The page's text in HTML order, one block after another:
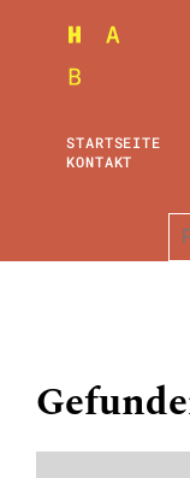
STARTSEITE
KONTAKT